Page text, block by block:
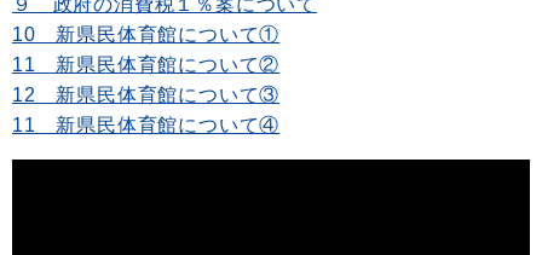
９ 政府の消費税１％案について
10 新県民体育館について①
11 新県民体育館について②
12 新県民体育館について③
11 新県民体育館について④